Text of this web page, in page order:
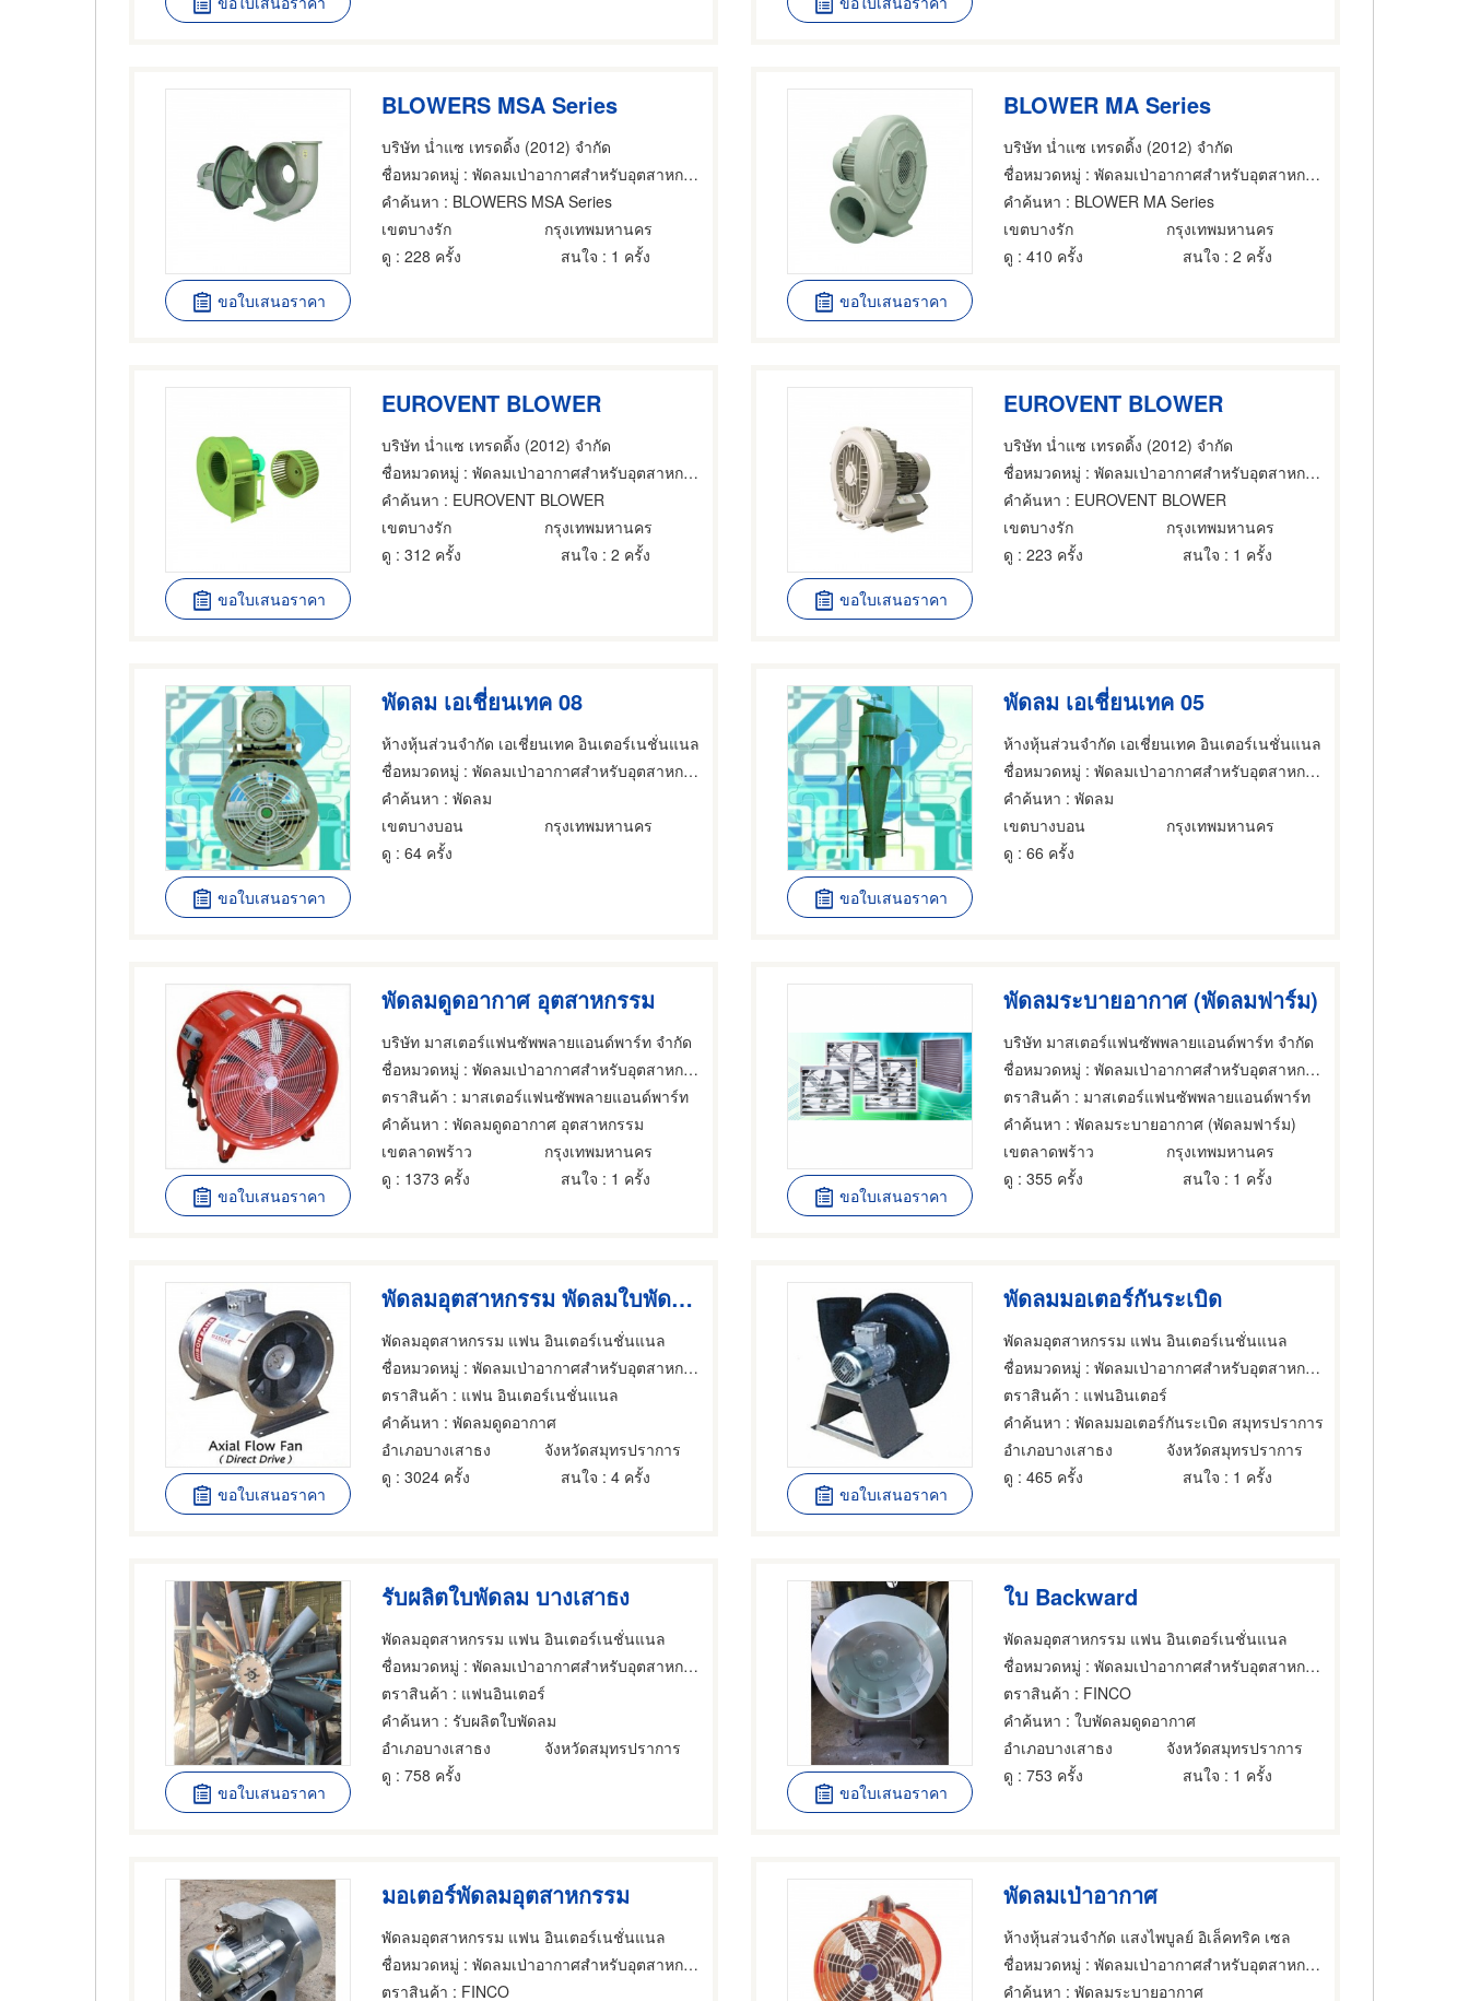
ขอใบเสนอราคา
BLOWERS MSA Series
บริษัท น่ำแซ เทรดดิ้ง (2012) จำกัด
ชื่อหมวดหมู่ : พัดลมเป่าอากาศสำหรับอุตสาหกรรม
คำค้นหา : BLOWERS MSA Series
เขตบางรัก
กรุงเทพมหานคร
ดู : 228 ครั้ง สนใจ : 1 ครั้ง
ขอใบเสนอราคา
BLOWER MA Series
บริษัท น่ำแซ เทรดดิ้ง (2012) จำกัด
ชื่อหมวดหมู่ : พัดลมเป่าอากาศสำหรับอุตสาหกรรม
คำค้นหา : BLOWER MA Series
เขตบางรัก
กรุงเทพมหานคร
ดู : 410 ครั้ง สนใจ : 2 ครั้ง
ขอใบเสนอราคา
EUROVENT BLOWER
บริษัท น่ำแซ เทรดดิ้ง (2012) จำกัด
ชื่อหมวดหมู่ : พัดลมเป่าอากาศสำหรับอุตสาหกรรม
คำค้นหา : EUROVENT BLOWER
เขตบางรัก
กรุงเทพมหานคร
ดู : 312 ครั้ง สนใจ : 2 ครั้ง
ขอใบเสนอราคา
EUROVENT BLOWER
บริษัท น่ำแซ เทรดดิ้ง (2012) จำกัด
ชื่อหมวดหมู่ : พัดลมเป่าอากาศสำหรับอุตสาหกรรม
คำค้นหา : EUROVENT BLOWER
เขตบางรัก
กรุงเทพมหานคร
ดู : 223 ครั้ง สนใจ : 1 ครั้ง
ขอใบเสนอราคา
พัดลม เอเชี่ยนเทค 08
ห้างหุ้นส่วนจำกัด เอเชี่ยนเทค อินเตอร์เนชั่นแนล
ชื่อหมวดหมู่ : พัดลมเป่าอากาศสำหรับอุตสาหกรรม
คำค้นหา : พัดลม
เขตบางบอน
กรุงเทพมหานคร
ดู : 64 ครั้ง
ขอใบเสนอราคา
พัดลม เอเชี่ยนเทค 05
ห้างหุ้นส่วนจำกัด เอเชี่ยนเทค อินเตอร์เนชั่นแนล
ชื่อหมวดหมู่ : พัดลมเป่าอากาศสำหรับอุตสาหกรรม
คำค้นหา : พัดลม
เขตบางบอน
กรุงเทพมหานคร
ดู : 66 ครั้ง
ขอใบเสนอราคา
พัดลมดูดอากาศ อุตสาหกรรม
บริษัท มาสเตอร์แฟนซัพพลายแอนด์พาร์ท จำกัด
ชื่อหมวดหมู่ : พัดลมเป่าอากาศสำหรับอุตสาหกรรม
ตราสินค้า : มาสเตอร์แฟนซัพพลายแอนด์พาร์ท
คำค้นหา : พัดลมดูดอากาศ อุตสาหกรรม
เขตลาดพร้าว
กรุงเทพมหานคร
ดู : 1373 ครั้ง สนใจ : 1 ครั้ง
ขอใบเสนอราคา
พัดลมระบายอากาศ (พัดลมฟาร์ม)
บริษัท มาสเตอร์แฟนซัพพลายแอนด์พาร์ท จำกัด
ชื่อหมวดหมู่ : พัดลมเป่าอากาศสำหรับอุตสาหกรรม
ตราสินค้า : มาสเตอร์แฟนซัพพลายแอนด์พาร์ท
คำค้นหา : พัดลมระบายอากาศ (พัดลมฟาร์ม)
เขตลาดพร้าว
กรุงเทพมหานคร
ดู : 355 ครั้ง สนใจ : 1 ครั้ง
ขอใบเสนอราคา
พัดลมอุตสาหกรรม พัดลมใบพัดขนาดใหญ่ พัดลมดูดอากาศ พัดลมเป่า
พัดลมอุตสาหกรรม แฟน อินเตอร์เนชั่นแนล
ชื่อหมวดหมู่ : พัดลมเป่าอากาศสำหรับอุตสาหกรรม,พัดลมสำหรับอุตสาหกรรม,อุปกรณ์ควบคุมสำหรับอากาศเสียในโรงงาน
ตราสินค้า : แฟน อินเตอร์เนชั่นแนล
คำค้นหา : พัดลมดูดอากาศ
อำเภอบางเสาธง
จังหวัดสมุทรปราการ
ดู : 3024 ครั้ง สนใจ : 4 ครั้ง
ขอใบเสนอราคา
พัดลมมอเตอร์กันระเบิด
พัดลมอุตสาหกรรม แฟน อินเตอร์เนชั่นแนล
ชื่อหมวดหมู่ : พัดลมเป่าอากาศสำหรับอุตสาหกรรม,พัดลมเป่าอากาศสำหรับอุตสาหกรรม,พัดลม
ตราสินค้า : แฟนอินเตอร์
คำค้นหา : พัดลมมอเตอร์กันระเบิด สมุทรปราการ
อำเภอบางเสาธง
จังหวัดสมุทรปราการ
ดู : 465 ครั้ง สนใจ : 1 ครั้ง
ขอใบเสนอราคา
รับผลิตใบพัดลม บางเสาธง
พัดลมอุตสาหกรรม แฟน อินเตอร์เนชั่นแนล
ชื่อหมวดหมู่ : พัดลมเป่าอากาศสำหรับอุตสาหกรรม,พัดลม,พัดลมเป่าอากาศสำหรับอุตสาหกรรม
ตราสินค้า : แฟนอินเตอร์
คำค้นหา : รับผลิตใบพัดลม
อำเภอบางเสาธง
จังหวัดสมุทรปราการ
ดู : 758 ครั้ง
ขอใบเสนอราคา
ใบ Backward
พัดลมอุตสาหกรรม แฟน อินเตอร์เนชั่นแนล
ชื่อหมวดหมู่ : พัดลมเป่าอากาศสำหรับอุตสาหกรรม,พัดลม,พัดลมเป่าอากาศสำหรับอุตสาหกรรม
ตราสินค้า : FINCO
คำค้นหา : ใบพัดลมดูดอากาศ
อำเภอบางเสาธง
จังหวัดสมุทรปราการ
ดู : 753 ครั้ง สนใจ : 1 ครั้ง
มอเตอร์พัดลมอุตสาหกรรม
พัดลมอุตสาหกรรม แฟน อินเตอร์เนชั่นแนล
ชื่อหมวดหมู่ : พัดลมเป่าอากาศสำหรับอุตสาหกรรม,พัดลม,พัดลมเป่าอากาศสำหรับอุตสาหกรรม
ตราสินค้า : FINCO
พัดลมเป่าอากาศ
ห้างหุ้นส่วนจำกัด แสงไพบูลย์ อิเล็คทริค เซล
ชื่อหมวดหมู่ : พัดลมเป่าอากาศสำหรับอุตสาหกรรม
คำค้นหา : พัดลมระบายอากาศ